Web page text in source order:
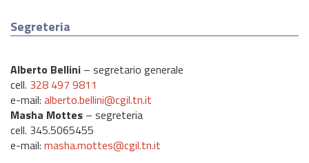
Segreteria
Alberto Bellini – segretario generale
cell. 328 497 9811
e-mail: alberto.bellini@cgil.tn.it
Masha Mottes – segreteria
cell. 345.5065455
e-mail: masha.mottes@cgil.tn.it